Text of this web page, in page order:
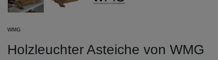
WMG
Holzleuchter Asteiche von WMG